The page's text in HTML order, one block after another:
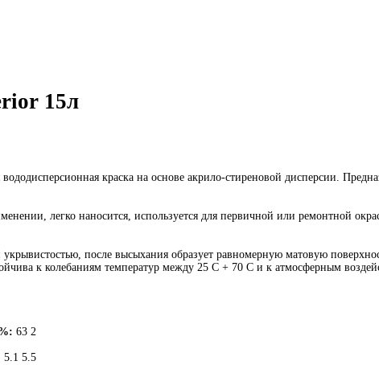
15л
вододисперсионная краска на основе акрило-стиреновой дисперсии.
легко наносится, используется для первичной или ремонтной
после высыхания образует равномерную матовую
к колебаниям температур между 25 C + 70 C и к атмосферным
63 2
5.1 5.5